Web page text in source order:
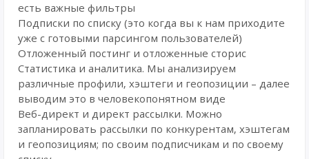
есть важные фильтры
Подписки по списку (это когда вы к нам приходите
уже с готовыми парсингом пользователей)
Отложенный постинг и отложенные сторис
Статистика и аналитика. Мы анализируем
различные профили, хэштеги и геопозиции – далее
выводим это в человекопонятном виде
Веб-директ и директ рассылки. Можно
запланировать рассылки по конкурентам, хэштегам
и геопозициям; по своим подписчикам и по своему